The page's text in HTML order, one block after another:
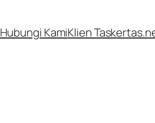
Hubungi KamiKlien